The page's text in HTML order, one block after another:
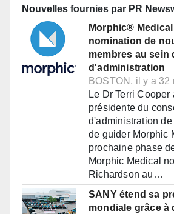
Nouvelles fournies par PR
Morphic®
nomination de
membres au sein
d'administration
BOSTON, il y a 32
Le Dr Terri Cooper
présidente du
d'administration
de guider Morphic
prochaine phase
Morphic Medical
Richardson au…
SANY étend sa
mondiale grâce à